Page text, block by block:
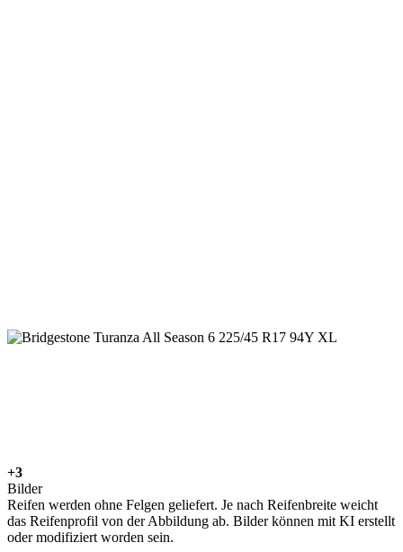
+3
Bilder
Reifen werden ohne Felgen geliefert. Je nach Reifenbreite weicht
das Reifenprofil von der Abbildung ab. Bilder können mit KI erstellt
oder modifiziert worden sein.